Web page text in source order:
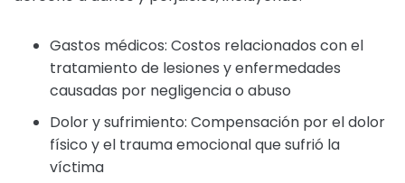
Gastos médicos: Costos relacionados con el
tratamiento de lesiones y enfermedades
causadas por negligencia o abuso
Dolor y sufrimiento: Compensación por el dolor
físico y el trauma emocional que sufrió la
víctima